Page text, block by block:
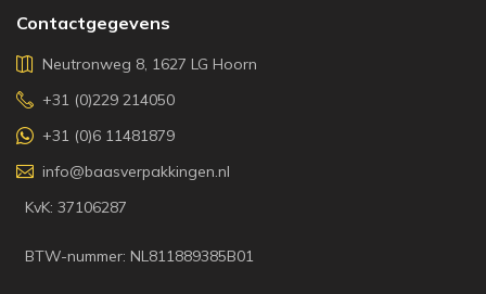
Contactgegevens
Neutronweg 8, 1627 LG Hoorn
+31 (0)229 214050
+31 (0)6 11481879
info@baasverpakkingen.nl
KvK: 37106287
BTW-nummer: NL811889385B01